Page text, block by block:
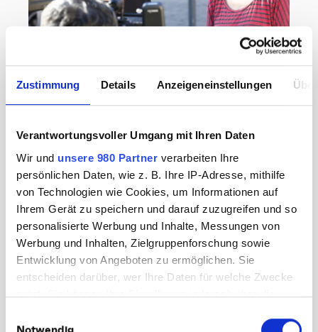
Zustimmung Details Anzeigeneinstellungen
Verantwortungsvoller Umgang mit Ihren Daten
Wir und unsere 980 Partner verarbeiten Ihre
persönlichen Daten, wie z. B. Ihre IP-Adresse, mithilfe
von Technologien wie Cookies, um Informationen auf
Ihrem Gerät zu speichern und darauf zuzugreifen und so
personalisierte Werbung und Inhalte, Messungen von
Werbung und Inhalten, Zielgruppenforschung sowie
Entwicklung von Angeboten zu ermöglichen. Sie
entscheiden darüber, wer Ihre Daten für welche Zwecke
nutzt. Sie können Ihre Einwilligung jederzeit über die
Trigger Symbol ändern oder widerrufen
UNCATEGORIZED
Reportagefotografie: Tipps
und Tricks vom Profi
Da ich wieder in den Genuss kam bei einem
Filmdreh on Location Reportage zu fotografieren,
dachte ich mir, Euch ein paar Tipps und Tricks
zur Reportagefotografie weiterzugegeben.
Schritt 1:…
September 4, 2017 Weiterlesen
KATEGORIEN: